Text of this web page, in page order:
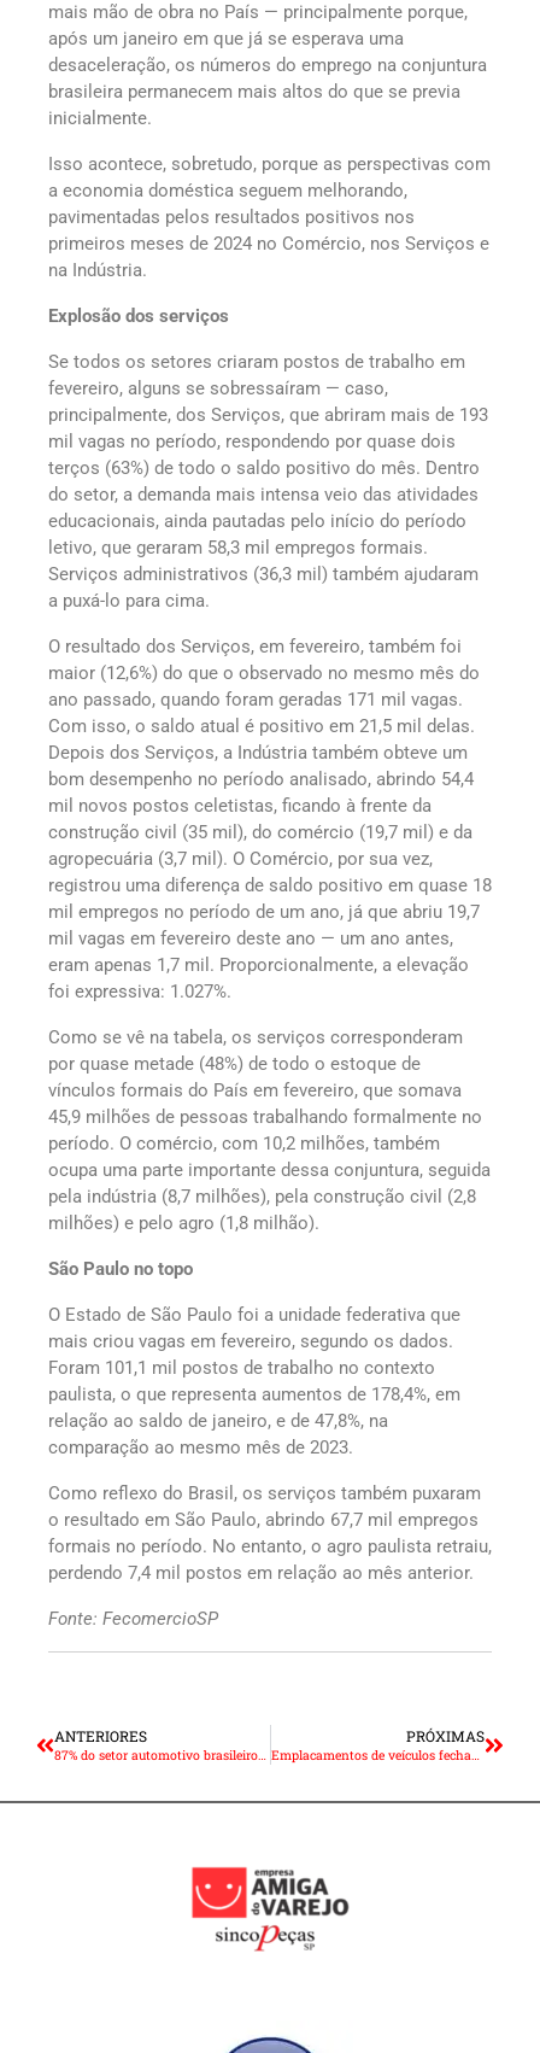
mais mão de obra no País — principalmente porque,
após um janeiro em que já se esperava uma
desaceleração, os números do emprego na conjuntura
brasileira permanecem mais altos do que se previa
inicialmente.
Isso acontece, sobretudo, porque as perspectivas com
a economia doméstica seguem melhorando,
pavimentadas pelos resultados positivos nos
primeiros meses de 2024 no Comércio, nos Serviços e
na Indústria.
Explosão dos serviços
Se todos os setores criaram postos de trabalho em
fevereiro, alguns se sobressaíram — caso,
principalmente, dos Serviços, que abriram mais de 193
mil vagas no período, respondendo por quase dois
terços (63%) de todo o saldo positivo do mês. Dentro
do setor, a demanda mais intensa veio das atividades
educacionais, ainda pautadas pelo início do período
letivo, que geraram 58,3 mil empregos formais.
Serviços administrativos (36,3 mil) também ajudaram
a puxá-lo para cima.
O resultado dos Serviços, em fevereiro, também foi
maior (12,6%) do que o observado no mesmo mês do
ano passado, quando foram geradas 171 mil vagas.
Com isso, o saldo atual é positivo em 21,5 mil delas.
Depois dos Serviços, a Indústria também obteve um
bom desempenho no período analisado, abrindo 54,4
mil novos postos celetistas, ficando à frente da
construção civil (35 mil), do comércio (19,7 mil) e da
agropecuária (3,7 mil). O Comércio, por sua vez,
registrou uma diferença de saldo positivo em quase 18
mil empregos no período de um ano, já que abriu 19,7
mil vagas em fevereiro deste ano — um ano antes,
eram apenas 1,7 mil. Proporcionalmente, a elevação
foi expressiva: 1.027%.
Como se vê na tabela, os serviços corresponderam
por quase metade (48%) de todo o estoque de
vínculos formais do País em fevereiro, que somava
45,9 milhões de pessoas trabalhando formalmente no
período. O comércio, com 10,2 milhões, também
ocupa uma parte importante dessa conjuntura, seguida
pela indústria (8,7 milhões), pela construção civil (2,8
milhões) e pelo agro (1,8 milhão).
São Paulo no topo
O Estado de São Paulo foi a unidade federativa que
mais criou vagas em fevereiro, segundo os dados.
Foram 101,1 mil postos de trabalho no contexto
paulista, o que representa aumentos de 178,4%, em
relação ao saldo de janeiro, e de 47,8%, na
comparação ao mesmo mês de 2023.
Como reflexo do Brasil, os serviços também puxaram
o resultado em São Paulo, abrindo 67,7 mil empregos
formais no período. No entanto, o agro paulista retraiu,
perdendo 7,4 mil postos em relação ao mês anterior.
Fonte: FecomercioSP
ANTERIORES
87% do setor automotivo brasileiro confia no crescimento dos negócios
PRÓXIMAS
Emplacamentos de veículos fecham trimestre com alta de quase 14%